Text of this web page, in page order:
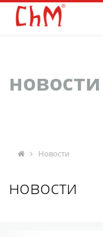
новости
Новости
новости